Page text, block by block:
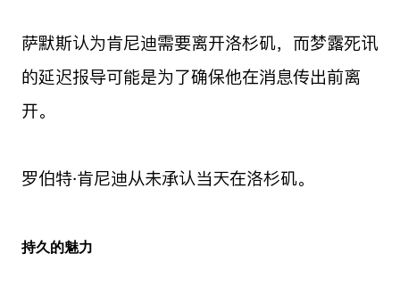
萨默斯认为肯尼迪需要离开洛杉矶，而梦露死讯
的延迟报导可能是为了确保他在消息传出前离
开。
罗伯特·肯尼迪从未承认当天在洛杉矶。
持久的魅力